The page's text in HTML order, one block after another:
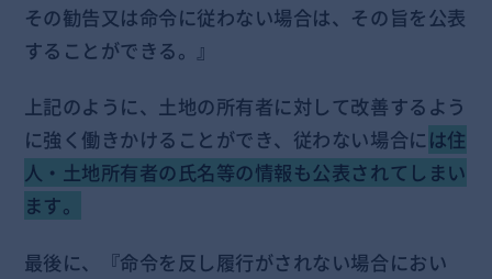
その勧告又は命令に従わない場合は、その旨を公表
することができる。』
上記のように、土地の所有者に対して改善するよう
に強く働きかけることができ、従わない場合には住
人・土地所有者の氏名等の情報も公表されてしまい
ます。
最後に、『命令を反し履行がされない場合におい